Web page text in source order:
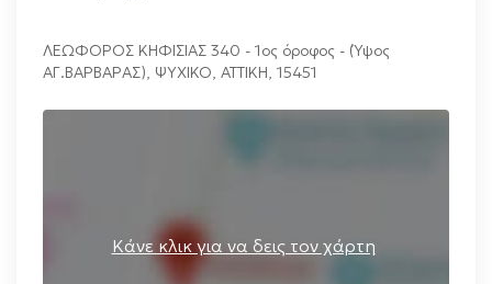
ΛΕΩΦΟΡΟΣ ΚΗΦΙΣΙΑΣ 340 - 1ος όροφος - (Ύψος
ΑΓ.ΒΑΡΒΑΡΑΣ), ΨΥΧΙΚΟ, ΑΤΤΙΚΗ, 15451
Κάνε κλικ για να δεις τον χάρτη